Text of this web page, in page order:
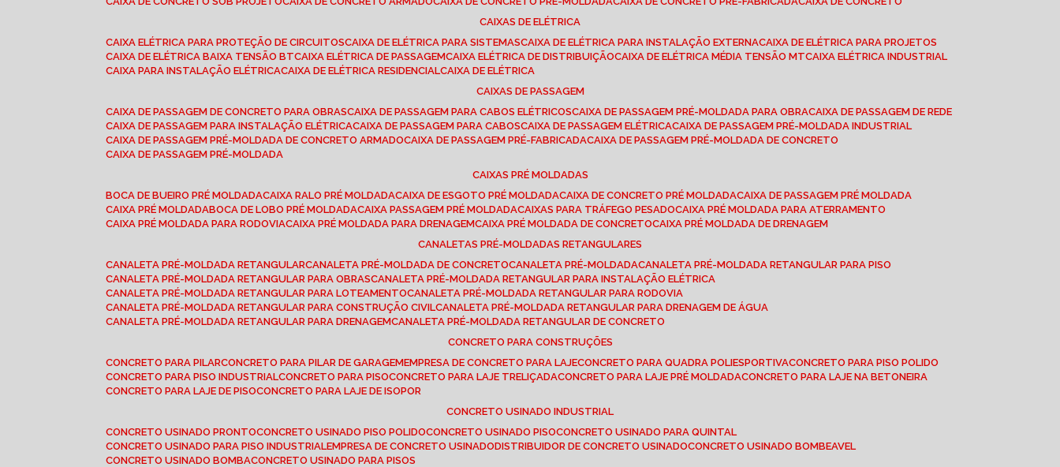
CAIXAS DE ELÉTRICA
CAIXA ELÉTRICA PARA PROTEÇÃO DE CIRCUITOS CAIXA DE ELÉTRICA PARA SISTEMAS CAIXA DE ELÉTRICA PARA INSTALAÇÃO EXTERNA CAIXA DE ELÉTRICA PARA PROJETOS
CAIXA DE ELÉTRICA BAIXA TENSÃO BT CAIXA ELÉTRICA DE PASSAGEM CAIXA ELÉTRICA DE DISTRIBUIÇÃO CAIXA DE ELÉTRICA MÉDIA TENSÃO MT CAIXA ELÉTRICA INDUSTRIAL
CAIXA PARA INSTALAÇÃO ELÉTRICA CAIXA DE ELÉTRICA RESIDENCIAL CAIXA DE ELÉTRICA
CAIXAS DE PASSAGEM
CAIXA DE PASSAGEM DE CONCRETO PARA OBRAS CAIXA DE PASSAGEM PARA CABOS ELÉTRICOS CAIXA DE PASSAGEM PRÉ-MOLDADA PARA OBRA CAIXA DE PASSAGEM DE REDE
CAIXA DE PASSAGEM PARA INSTALAÇÃO ELÉTRICA CAIXA DE PASSAGEM PARA CABOS CAIXA DE PASSAGEM ELÉTRICA CAIXA DE PASSAGEM PRÉ-MOLDADA INDUSTRIAL
CAIXA DE PASSAGEM PRÉ-MOLDADA DE CONCRETO ARMADO CAIXA DE PASSAGEM PRÉ-FABRICADA CAIXA DE PASSAGEM PRÉ-MOLDADA DE CONCRETO
CAIXA DE PASSAGEM PRÉ-MOLDADA
CAIXAS PRÉ MOLDADAS
BOCA DE BUEIRO PRÉ MOLDADA CAIXA RALO PRÉ MOLDADA CAIXA DE ESGOTO PRÉ MOLDADA CAIXA DE CONCRETO PRÉ MOLDADA CAIXA DE PASSAGEM PRÉ MOLDADA
CAIXA PRÉ MOLDADA BOCA DE LOBO PRÉ MOLDADA CAIXA PASSAGEM PRÉ MOLDADA CAIXAS PARA TRÁFEGO PESADO CAIXA PRÉ MOLDADA PARA ATERRAMENTO
CAIXA PRÉ MOLDADA PARA RODOVIA CAIXA PRÉ MOLDADA PARA DRENAGEM CAIXA PRÉ MOLDADA DE CONCRETO CAIXA PRÉ MOLDADA DE DRENAGEM
CANALETAS PRÉ-MOLDADAS RETANGULARES
CANALETA PRÉ-MOLDADA RETANGULAR CANALETA PRÉ-MOLDADA DE CONCRETO CANALETA PRÉ-MOLDADA CANALETA PRÉ-MOLDADA RETANGULAR PARA PISO
CANALETA PRÉ-MOLDADA RETANGULAR PARA OBRAS CANALETA PRÉ-MOLDADA RETANGULAR PARA INSTALAÇÃO ELÉTRICA
CANALETA PRÉ-MOLDADA RETANGULAR PARA LOTEAMENTO CANALETA PRÉ-MOLDADA RETANGULAR PARA RODOVIA
CANALETA PRÉ-MOLDADA RETANGULAR PARA CONSTRUÇÃO CIVIL CANALETA PRÉ-MOLDADA RETANGULAR PARA DRENAGEM DE ÁGUA
CANALETA PRÉ-MOLDADA RETANGULAR PARA DRENAGEM CANALETA PRÉ-MOLDADA RETANGULAR DE CONCRETO
CONCRETO PARA CONSTRUÇÕES
CONCRETO PARA PILAR CONCRETO PARA PILAR DE GARAGEM EMPRESA DE CONCRETO PARA LAJE CONCRETO PARA QUADRA POLIESPORTIVA CONCRETO PARA PISO POLIDO
CONCRETO PARA PISO INDUSTRIAL CONCRETO PARA PISO CONCRETO PARA LAJE TRELIÇADA CONCRETO PARA LAJE PRÉ MOLDADA CONCRETO PARA LAJE NA BETONEIRA
CONCRETO PARA LAJE DE PISO CONCRETO PARA LAJE DE ISOPOR
CONCRETO USINADO INDUSTRIAL
CONCRETO USINADO PRONTO CONCRETO USINADO PISO POLIDO CONCRETO USINADO PISO CONCRETO USINADO PARA QUINTAL
CONCRETO USINADO PARA PISO INDUSTRIAL EMPRESA DE CONCRETO USINADO DISTRIBUIDOR DE CONCRETO USINADO CONCRETO USINADO BOMBEAVEL
CONCRETO USINADO BOMBA CONCRETO USINADO PARA PISOS